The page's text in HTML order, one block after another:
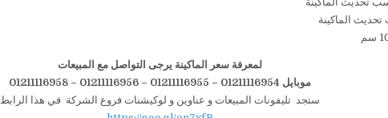
لمعرفة سعر الماكينة يرجى التواصل مع المبيعات
موبايل 01211116954 – 01211116955 – 01211116956
–
01211116958
ستجد تليفونات المبيعات و عناوين و لوكيشنات فروع الشركة في هذا الرابط